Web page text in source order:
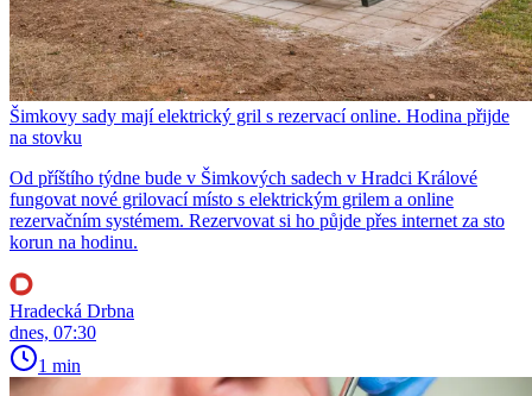
Šimkovy sady mají elektrický gril s rezervací online. Hodina přijde
na stovku
Od příštího týdne bude v Šimkových sadech v Hradci Králové
fungovat nové grilovací místo s elektrickým grilem a online
rezervačním systémem. Rezervovat si ho půjde přes internet za sto
korun na hodinu.
Hradecká Drbna
dnes, 07:30
1 min